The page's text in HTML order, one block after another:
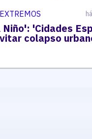
Niño': 'Cidades
colapso